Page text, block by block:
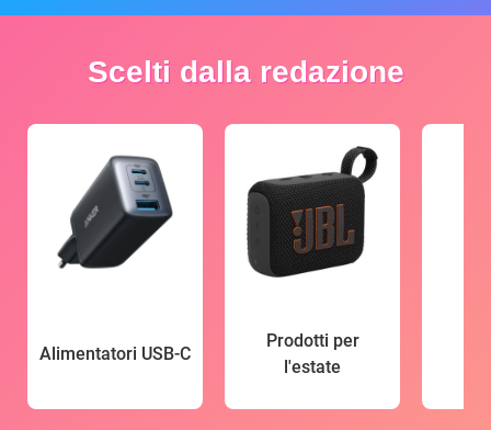
Scelti dalla redazione
Alimentatori USB-C
Prodotti per
l'estate